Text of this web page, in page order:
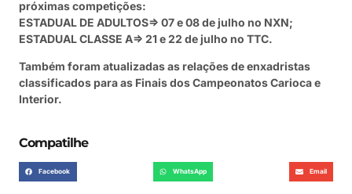
próximas competições:
ESTADUAL DE ADULTOS=> 07 e 08 de julho no NXN;
ESTADUAL CLASSE A=> 21 e 22 de julho no TTC.
Também foram atualizadas as relações de enxadristas
classificados para as Finais dos Campeonatos Carioca e
Interior.
Compatilhe
Facebook WhatsApp Email